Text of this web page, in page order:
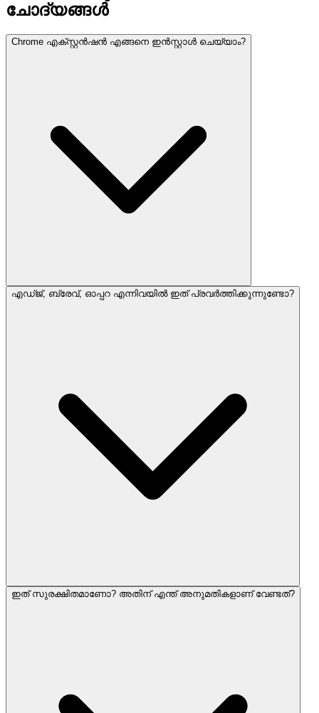
ചോദ്യങ്ങൾ
Chrome എക്സ്റ്റൻഷൻ എങ്ങനെ ഇൻസ്റ്റാൾ ചെയ്യാം?
എഡ്ജ്, ബ്രേവ്, ഓപ്പറ എന്നിവയിൽ ഇത് പ്രവർത്തിക്കുന്നുണ്ടോ?
ഇത് സുരക്ഷിതമാണോ? അതിന് എന്ത് അനുമതികളാണ് വേണ്ടത്?